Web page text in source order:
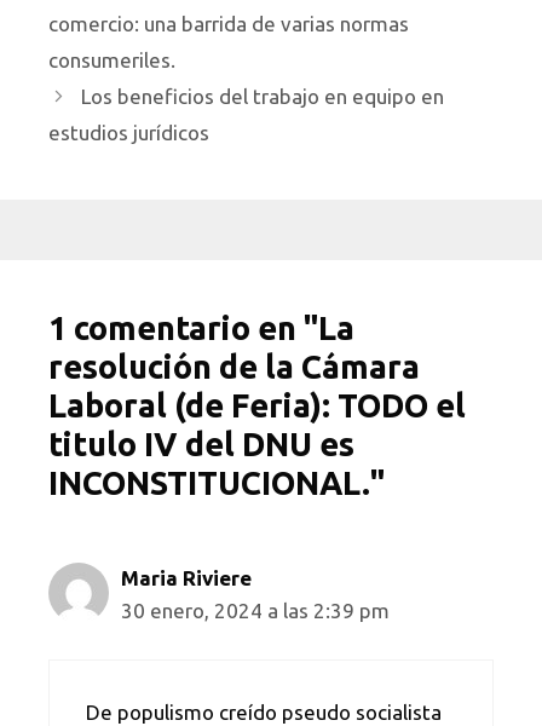
comercio: una barrida de varias normas
consumeriles.
Los beneficios del trabajo en equipo en
estudios jurídicos
1 comentario en "La
resolución de la Cámara
Laboral (de Feria): TODO el
titulo IV del DNU es
INCONSTITUCIONAL."
Maria Riviere
30 enero, 2024 a las 2:39 pm
De populismo creído pseudo socialista